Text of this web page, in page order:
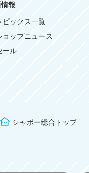
報
ピックス一覧
ョップニュース
ール
シャポー総合トップ